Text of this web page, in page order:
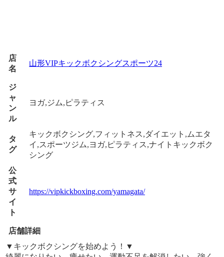
店
名
山形VIPキックボクシングスポーツ24
ジ
ャ
ン
ル
ヨガ,ジム,ピラティス
タ
グ
キックボクシング,フィットネス,ダイエット,ムエタ
イ,スポーツジム,ヨガ,ピラティス,ナイトキックボク
シング
公
式
サ
イ
ト
https://vipkickboxing.com/yamagata/
店舗詳細
▼キックボクシングを始めよう！▼